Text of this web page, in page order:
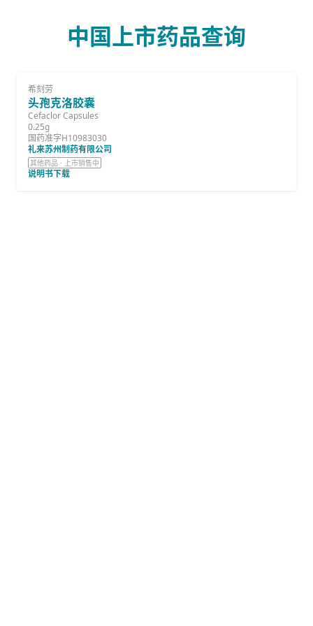
中国上市药品查询
希刻劳
头孢克洛胶囊
Cefaclor Capsules
0.25g
国药准字H10983030
礼来苏州制药有限公司
其他药品 · 上市销售中
说明书下载